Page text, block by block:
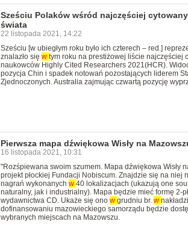
Sześciu Polaków wśród najczęściej
świata
22 listopada 2021, 14:22
Sześciu [w ubiegłym roku było ich czterech – red.]
znalazło się w tym roku na prestiżowej liście najczęściej
naukowców Highly Cited Researchers 2021(HCR).
pozycja Chin i spadek notowań pozostających liderem
Zjednoczonych. Australia zajmując czwartą pozycję
Pierwsza mapa dźwiękowa Wisły na
16 listopada 2021, 10:31
"Rozśpiewana swoim szumem. Mapa dźwiękowa Wisły
projekt płockiej Fundacji Nobiscum. Znajdzie się na niej
nagrań wykonanych w 40 lokalizacjach (ukazują one
naturalny, jak i industrialny). Mapa będzie mieć formę 2-
wydawnictwa CD. Ukaże się ono w grudniu br. w
dofinansowaniu mazowieckiego samorządu będzie
wybranych miejscach na Mazowszu.